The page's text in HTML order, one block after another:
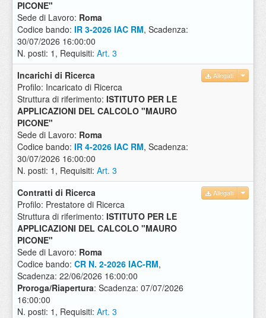
PICONE"
Sede di Lavoro: Roma
Codice bando: IR 3-2026 IAC RM, Scadenza:
30/07/2026 16:00:00
N. posti: 1, Requisiti: Art. 3
Incarichi di Ricerca
Profilo: Incaricato di Ricerca
Struttura di riferimento: ISTITUTO PER LE
APPLICAZIONI DEL CALCOLO "MAURO
PICONE"
Sede di Lavoro: Roma
Codice bando: IR 4-2026 IAC RM, Scadenza:
30/07/2026 16:00:00
N. posti: 1, Requisiti: Art. 3
Allegati
Contratti di Ricerca
Profilo: Prestatore di Ricerca
Struttura di riferimento: ISTITUTO PER LE
APPLICAZIONI DEL CALCOLO "MAURO
PICONE"
Sede di Lavoro: Roma
Codice bando: CR N. 2-2026 IAC-RM,
Scadenza: 22/06/2026 16:00:00
Proroga/Riapertura: Scadenza: 07/07/2026
16:00:00
N. posti: 1, Requisiti: Art. 3
Allegati